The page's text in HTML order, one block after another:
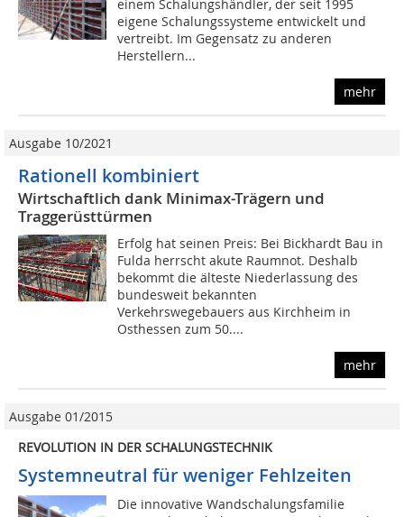
einem Schalungshändler, der seit 1995
eigene Schalungssysteme entwickelt und
vertreibt. Im Gegensatz zu anderen
Herstellern...
mehr
Ausgabe 10/2021
Rationell kombiniert
Wirtschaftlich dank Minimax-Trägern und
Traggerüsttürmen
Erfolg hat seinen Preis: Bei Bickhardt Bau in
Fulda herrscht akute Raumnot. Deshalb
bekommt die älteste Niederlassung des
bundesweit bekannten
Verkehrswegebauers aus Kirchheim in
Osthessen zum 50....
mehr
Ausgabe 01/2015
REVOLUTION IN DER SCHALUNGSTECHNIK
Systemneutral für weniger Fehlzeiten
Die innovative Wandschalungsfamilie